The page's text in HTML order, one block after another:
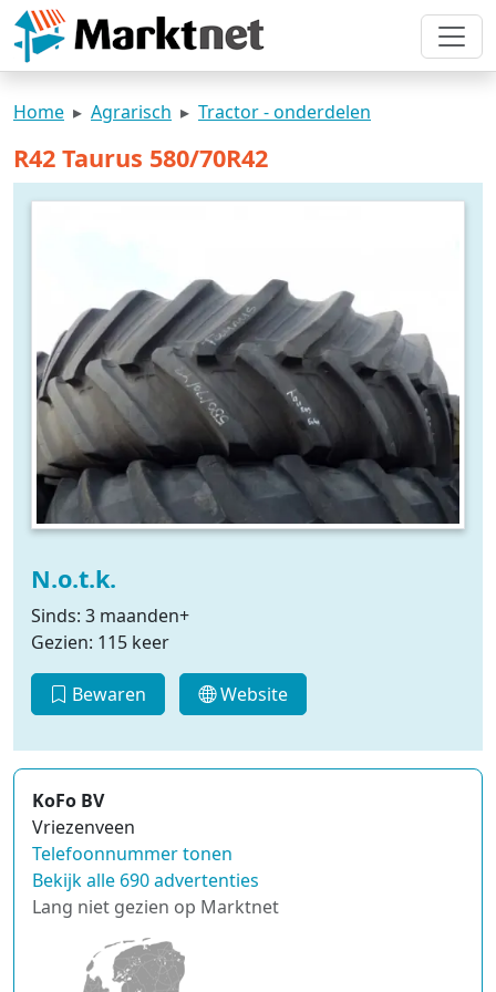
Home Agrarisch Tractor - onderdelen
R42 Taurus 580/70R42
N.o.t.k.
Sinds: 3 maanden+
Gezien: 115 keer
Bewaren Website
KoFo BV
Vriezenveen
Telefoonnummer tonen
Bekijk alle 690 advertenties
Lang niet gezien op Marktnet